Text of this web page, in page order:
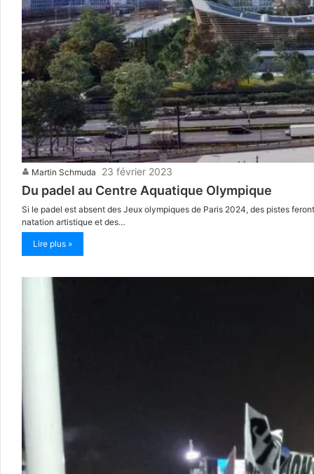
Martin Schmuda 23 février 2023
Du padel au Centre Aquatique Olympique
Si le padel est absent des Jeux olympiques de Paris 2024, des pistes
natation artistique et des…
Lire plus »